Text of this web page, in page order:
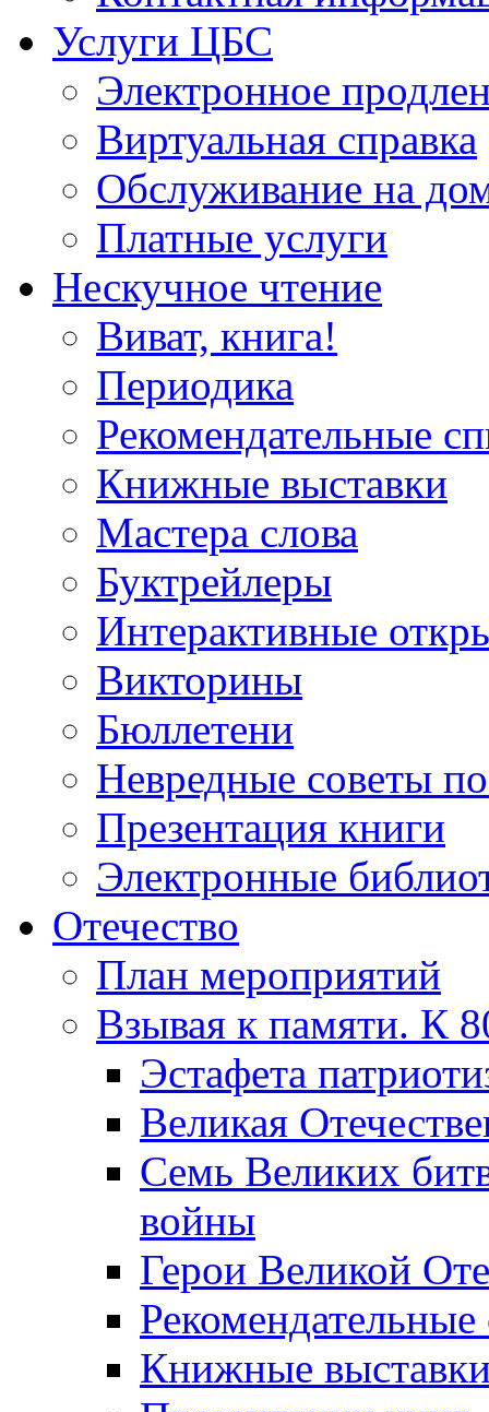
Услуги ЦБС
Электронное
Виртуальная справка
Обслуживание на
Платные услуги
Нескучное чтение
Виват, книга!
Периодика
Рекомендательные
Книжные выставки
Мастера слова
Буктрейлеры
Интерактивные
Викторины
Бюллетени
Невредные советы
Презентация книги
Электронные
Отечество
План мероприятий
Взывая к памяти. К
Эcтафета
Великая
Семь Великих
войны
Герои Великой
Рекомендательные
Книжные